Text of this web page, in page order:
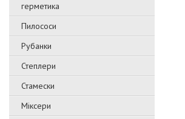
герметика
Пилососи
Рубанки
Степлери
Стамески
Міксери